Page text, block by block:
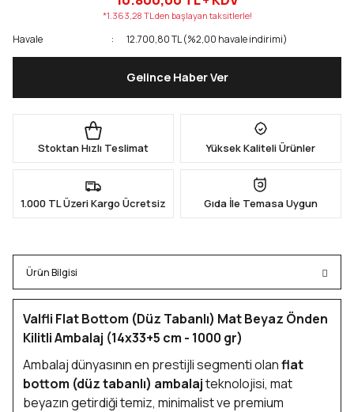
Geri Dönüştürülebilir Doypack
İçecek Doypack
*1.363,28 TL den başlayan taksitlerle!
Havale 12.700,80 TL (%2,00 havale indirimi)
Gelince Haber Ver
Stoktan Hızlı Teslimat Yüksek Kaliteli Ürünler
1.000 TL Üzeri Kargo Ücretsiz Gıda İle Temasa Uygun
Ürün Bilgisi
Valfli Flat Bottom (Düz Tabanlı) Mat Beyaz Önden
Kilitli Ambalaj (14x33+5 cm - 1000 gr)
Ambalaj dünyasının en prestijli segmenti olanflat
bottom (düz tabanlı) ambalajteknolojisi, mat
beyazın getirdiği temiz, minimalist ve premium